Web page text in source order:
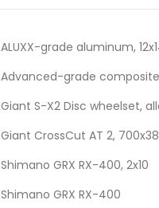
ALUXX-grade aluminum,
Advanced-grade
Giant S-X2 Disc wheelset,
Giant CrossCut AT 2,
Shimano GRX RX-400, 2x10
Shimano GRX RX-400